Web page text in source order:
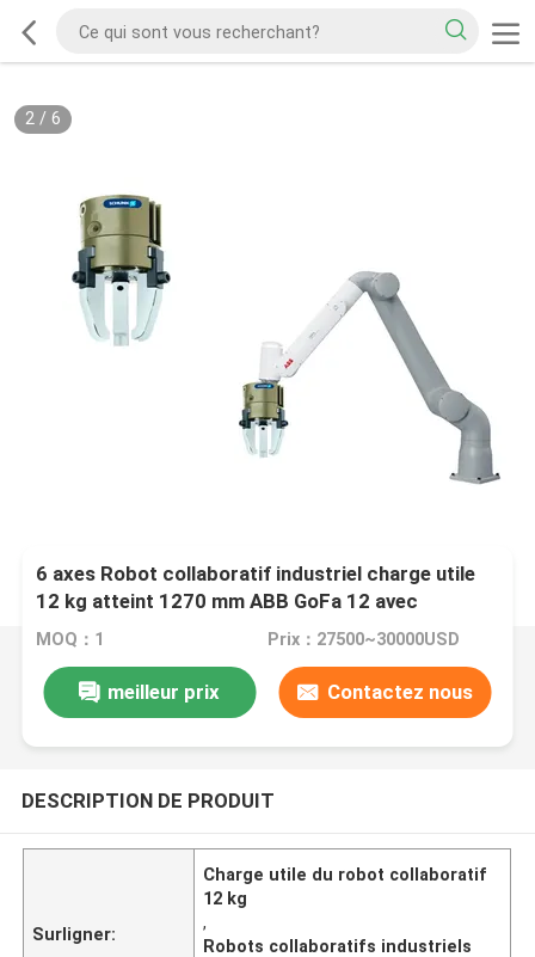
2/ 6
6 axes Robot collaboratif industriel charge utile
12 kg atteint 1270 mm ABB GoFa 12 avec
pinceuse CNGBS
MOQ：1 Prix：27500~30000USD
meilleur prix Contactez nous
DESCRIPTION DE PRODUIT
Surligner:
Charge utile du robot collaboratif
12 kg
,
Robots collaboratifs industriels